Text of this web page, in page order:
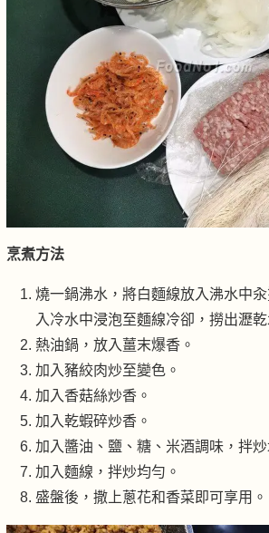
烹煮方法
燒一鍋沸水，將白麵線放入沸水中
入冷水中浸泡至麵線冷卻，撈出瀝乾
熱油鍋，放入薑末爆香。
加入豬絞肉炒至變色。
加入香菇絲炒香。
加入乾蝦碎炒香。
加入醬油、鹽、糖、米酒調味，拌炒
加入麵線，拌炒均勻。
盛盤後，撒上蔥花和香菜即可享用。